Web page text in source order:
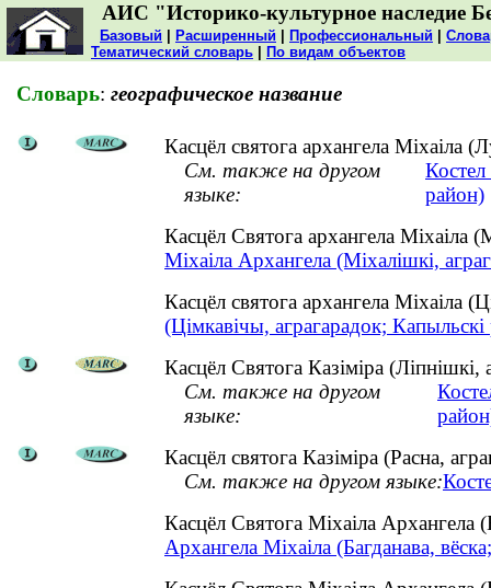
АИС "Историко-культурное наследие
Базовый Расширенный Профессиональный
Тематический словарь
По видам объектов
Словарь: географическое название
Касцёл святога архангела Міхаіла
См. также на другом
языке:
район)
Касцёл Святога архангела Міхаіла
Міхаіла Архангела (Міхалішкі,
Касцёл святога архангела Міхаіла
(Цімкавічы, аграгарадок; Капыльскі
Касцёл Святога Казіміра (Ліпнішкі,
См. также на другом
языке:
Касцёл святога Казіміра (Расна,
См. также на другом языке:
Касцёл Святога Міхаіла
Архангела Міхаіла (Багданава,